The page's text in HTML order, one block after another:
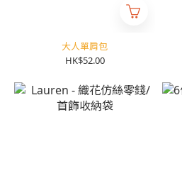
大人單肩包
HK$52.00